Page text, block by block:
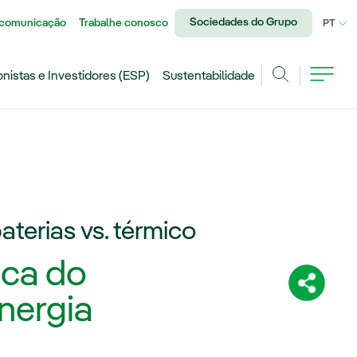
Trabalhe conosco Sociedades do Grupo PT
e Investidores (ESP)
Sustentabilidade
vs. térmico
do